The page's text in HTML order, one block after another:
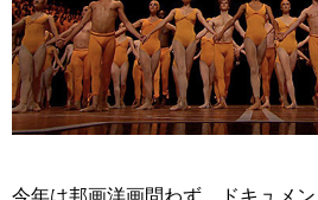
今年は邦画洋画問わず、ドキュメ